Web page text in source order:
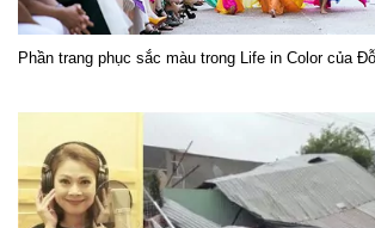
Phần trang phục sắc màu trong Life in Color của